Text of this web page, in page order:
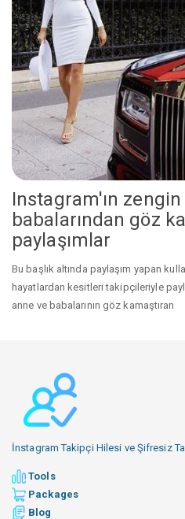
Instagram'ın
babalarından göz
paylaşımlar
Bu başlık altında paylaşım yapan
hayatlardan kesitleri takipçileriyle
anne ve babalarının göz kamaştıran
İnstagram Takipçi Hilesi ve Şifresiz
Tools
Packages
Blog